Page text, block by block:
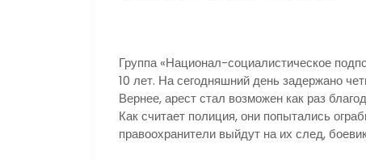
Группа «Национал-социалистическое
10 лет. На сегодняшний день задержано
Вернее, арест стал возможен как раз
Как считает полиция, они попытались
правоохранители выйдут на их след,